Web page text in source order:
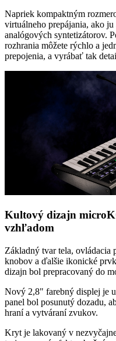
Napriek kompaktným
virtuálneho prepájania, ako
analógových syntetizátorov.
rozhrania môžete rýchlo a
prepojenia, a vyrábať tak
Kultový dizajn
vzhľadom
Základný tvar tela, ovládacia
knobov a ďalšie ikonické
dizajn bol prepracovaný do
Nový 2,8" farebný displej je
panel bol posunutý dozadu,
hraní a vytváraní zvukov.
Kryt je lakovaný v